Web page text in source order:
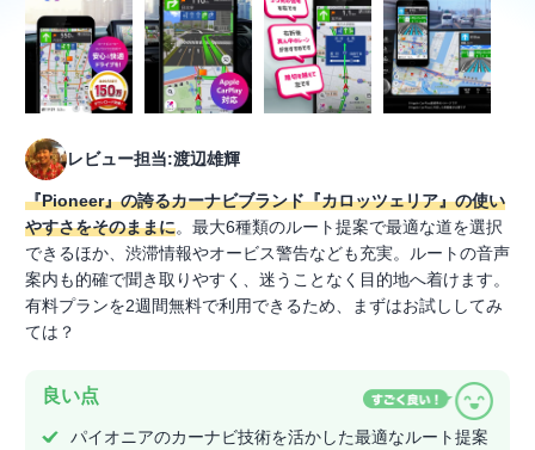
レビュー担当:渡辺雄輝
『Pioneer』の誇るカーナビブランド『カロッツェリア』の使い
やすさをそのままに。最大6種類のルート提案で最適な道を選択
できるほか、渋滞情報やオービス警告なども充実。ルートの音声
案内も的確で聞き取りやすく、迷うことなく目的地へ着けます。
有料プランを2週間無料で利用できるため、まずはお試ししてみ
ては？
良い点
パイオニアのカーナビ技術を活かした最適なルート提案